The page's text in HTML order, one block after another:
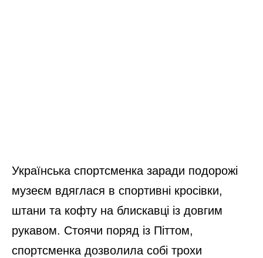
Українська спортсменка заради подорожі
музеєм вдяглася в спортивні кросівки,
штани та кофту на блискавці із довгим
рукавом. Стоячи поряд із Піттом,
спортсменка дозволила собі трохи